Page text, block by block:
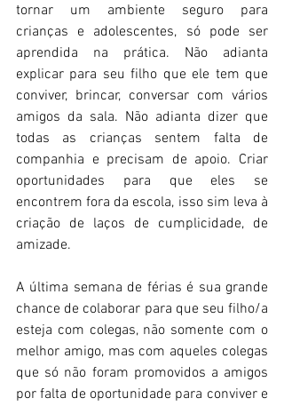
tornar um ambiente seguro para
crianças e adolescentes, só pode ser
aprendida na prática. Não adianta
explicar para seu filho que ele tem que
conviver, brincar, conversar com vários
amigos da sala. Não adianta dizer que
todas as crianças sentem falta de
companhia e precisam de apoio. Criar
oportunidades para que eles se
encontrem fora da escola, isso sim leva à
criação de laços de cumplicidade, de
amizade.
A última semana de férias é sua grande
chance de colaborar para que seu filho/a
esteja com colegas, não somente com o
melhor amigo, mas com aqueles colegas
que só não foram promovidos a amigos
por falta de oportunidade para conviver e